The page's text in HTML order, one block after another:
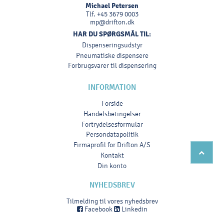
Michael Petersen
Tlf. +45 3679 0003
mp@drifton.dk
HAR DU SPØRGSMÅL TIL:
Dispenseringsudstyr
Pneumatiske dispensere
Forbrugsvarer til dispensering
INFORMATION
Forside
Handelsbetingelser
Fortrydelsesformular
Persondatapolitik
Firmaprofil for Drifton A/S
Kontakt
Din konto
NYHEDSBREV
Tilmelding til vores nyhedsbrev
Facebook
Linkedin